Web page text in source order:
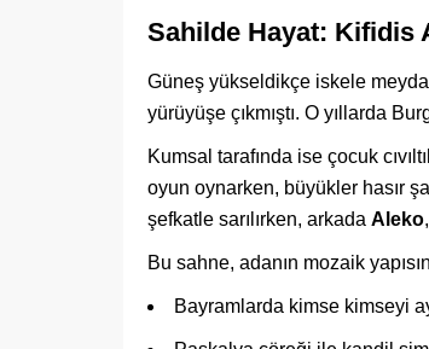
Sahilde Hayat: Kifidis
Güneş yükseldikçe iskele
yürüyüşe çıkmıştı. O yıllarda
Kumsal tarafında ise çocuk
oyun oynarken, büyükler hasır
şefkatle sarılırken, arkada Aleko
Bu sahne, adanın mozaik
Bayramlarda kimse kimseyi